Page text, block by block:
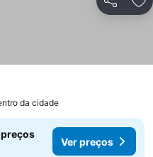
Partilhar
da cidade
preços
Ver preços